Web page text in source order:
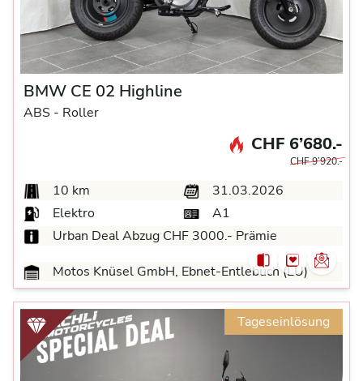
BMW CE 02 Highline
ABS - Roller
CHF 6’680.-
CHF 9’920.-
10 km
31.03.2026
Elektro
A1
Urban Deal Abzug CHF 3000.- Prämie
Motos Knüsel GmbH, Ebnet-Entlebuch (LU)
Tageseinlösung